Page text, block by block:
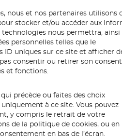
nous et nos partenaires utilisons
stocker et/ou accéder aux
nous permettra, ainsi
personnelles telles que le
uniques sur ce site et afficher
consentir ou retirer son
et fonctions.
précède ou faites des choix
à ce site. Vous pouvez
y compris le retrait de votre
de la politique de cookies, ou en
en bas de l’écran.